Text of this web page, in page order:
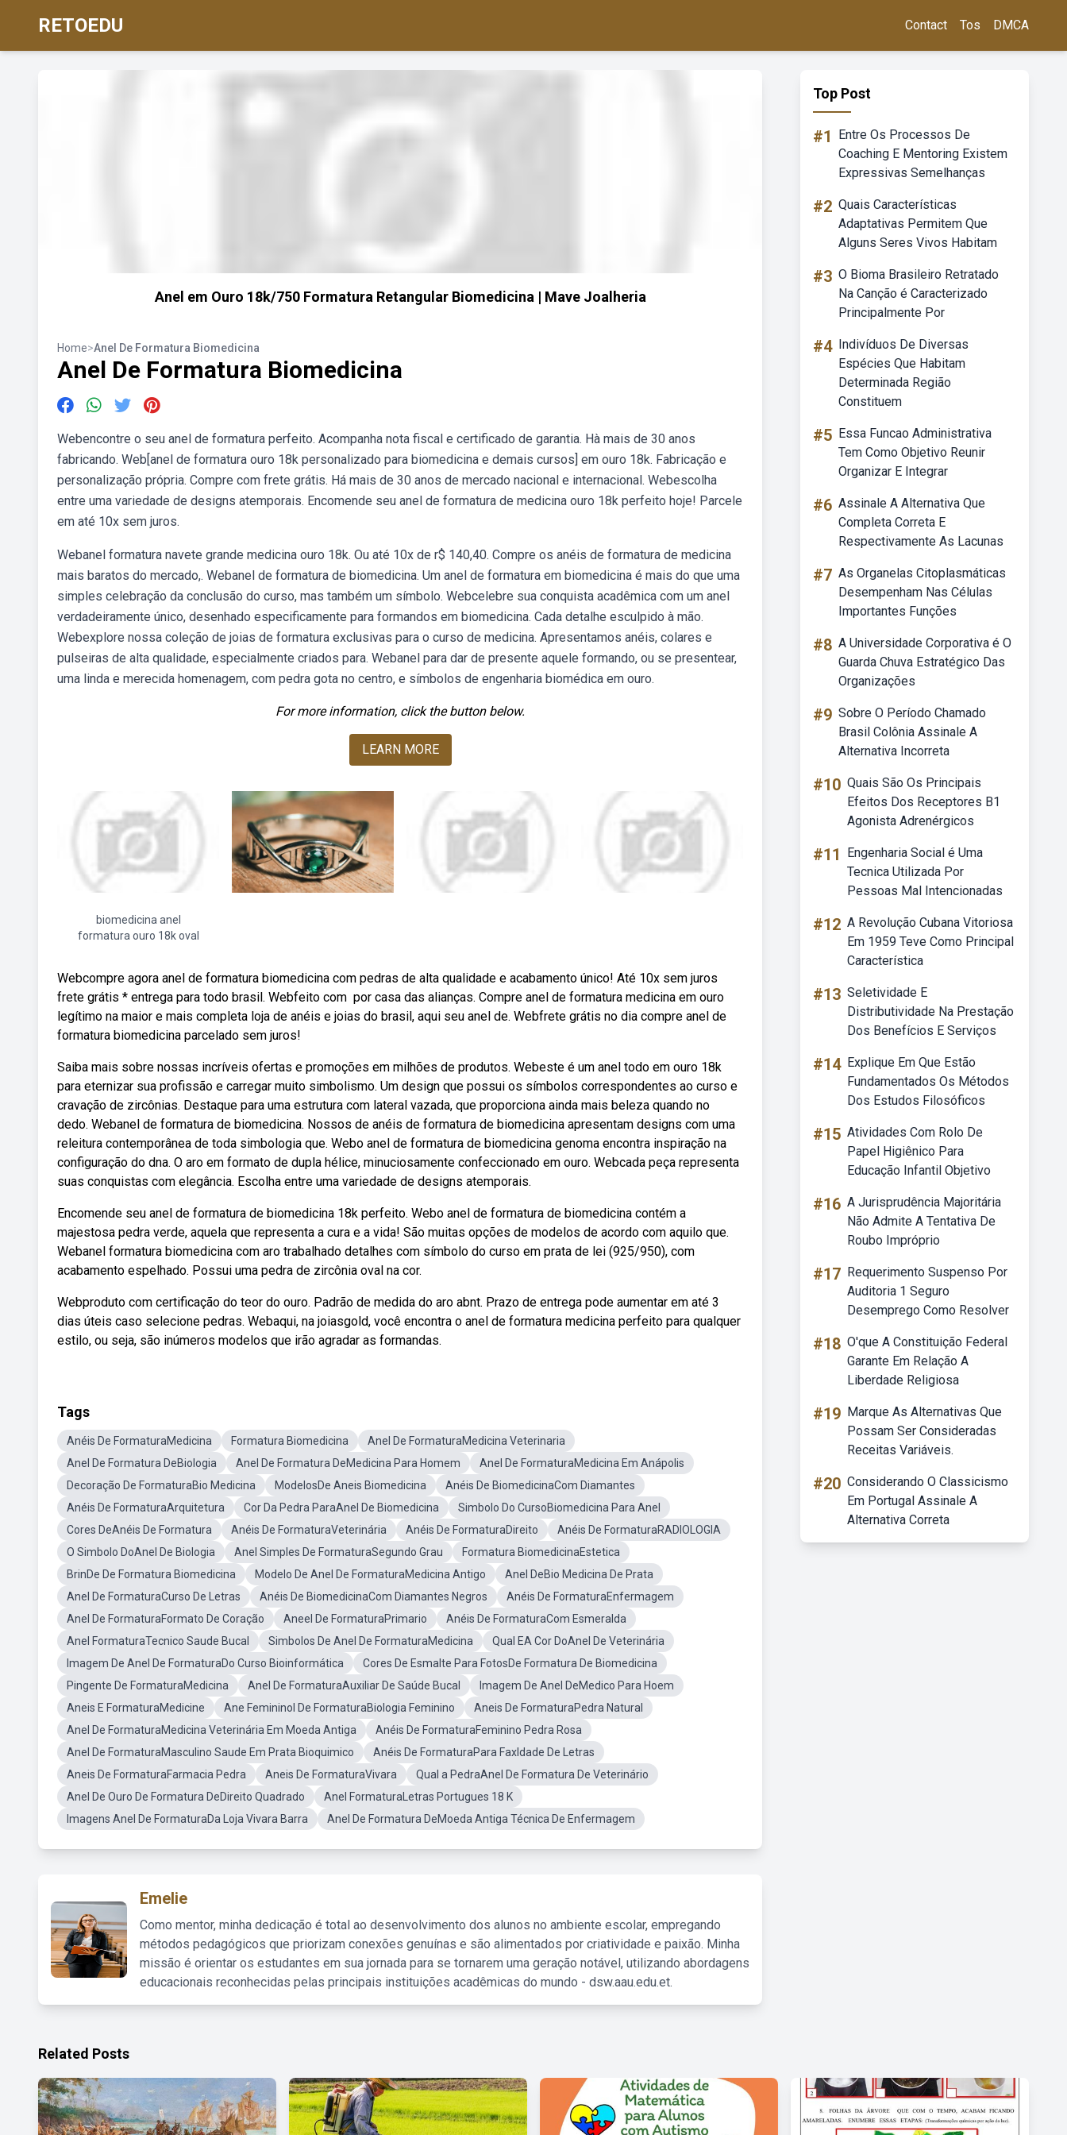
RETOEDU Contact Tos DMCA
Anel em Ouro 18k/750 Formatura Retangular Biomedicina | Mave Joalheria
Home>Anel De Formatura Biomedicina
Anel De Formatura Biomedicina
Webencontre o seu anel de formatura perfeito. Acompanha nota fiscal e certificado de garantia. Hà mais de 30 anos
fabricando. Web[anel de formatura ouro 18k personalizado para biomedicina e demais cursos] em ouro 18k. Fabricação e
personalização própria. Compre com frete grátis. Há mais de 30 anos de mercado nacional e internacional. Webescolha
entre uma variedade de designs atemporais. Encomende seu anel de formatura de medicina ouro 18k perfeito hoje! Parcele
em até 10x sem juros.
Webanel formatura navete grande medicina ouro 18k. Ou até 10x de r$ 140,40. Compre os anéis de formatura de medicina
mais baratos do mercado,. Webanel de formatura de biomedicina. Um anel de formatura em biomedicina é mais do que uma
simples celebração da conclusão do curso, mas também um símbolo. Webcelebre sua conquista acadêmica com um anel
verdadeiramente único, desenhado especificamente para formandos em biomedicina. Cada detalhe esculpido à mão.
Webexplore nossa coleção de joias de formatura exclusivas para o curso de medicina. Apresentamos anéis, colares e
pulseiras de alta qualidade, especialmente criados para. Webanel para dar de presente aquele formando, ou se presentear,
uma linda e merecida homenagem, com pedra gota no centro, e símbolos de engenharia biomédica em ouro.
For more information, click the button below.
LEARN MORE
biomedicina anel
formatura ouro 18k oval
Webcompre agora anel de formatura biomedicina com pedras de alta qualidade e acabamento único! Até 10x sem juros
frete grátis * entrega para todo brasil. Webfeito com ️ por casa das alianças. Compre anel de formatura medicina em ouro
legítimo na maior e mais completa loja de anéis e joias do brasil, aqui seu anel de. Webfrete grátis no dia compre anel de
formatura biomedicina parcelado sem juros!
Saiba mais sobre nossas incríveis ofertas e promoções em milhões de produtos. Webeste é um anel todo em ouro 18k
para eternizar sua profissão e carregar muito simbolismo. Um design que possui os símbolos correspondentes ao curso e
cravação de zircônias. Destaque para uma estrutura com lateral vazada, que proporciona ainda mais beleza quando no
dedo. Webanel de formatura de biomedicina. Nossos de anéis de formatura de biomedicina apresentam designs com uma
releitura contemporânea de toda simbologia que. Webo anel de formatura de biomedicina genoma encontra inspiração na
configuração do dna. O aro em formato de dupla hélice, minuciosamente confeccionado em ouro. Webcada peça representa
suas conquistas com elegância. Escolha entre uma variedade de designs atemporais.
Encomende seu anel de formatura de biomedicina 18k perfeito. Webo anel de formatura de biomedicina contém a
majestosa pedra verde, aquela que representa a cura e a vida! São muitas opções de modelos de acordo com aquilo que.
Webanel formatura biomedicina com aro trabalhado detalhes com símbolo do curso em prata de lei (925/950), com
acabamento espelhado. Possui uma pedra de zircônia oval na cor.
Webproduto com certificação do teor do ouro. Padrão de medida do aro abnt. Prazo de entrega pode aumentar em até 3
dias úteis caso selecione pedras. Webaqui, na joiasgold, você encontra o anel de formatura medicina perfeito para qualquer
estilo, ou seja, são inúmeros modelos que irão agradar as formandas.
Tags
Anéis De FormaturaMedicina Formatura Biomedicina
Anel De FormaturaMedicina Veterinaria
Anel De Formatura DeBiologia
Anel De Formatura DeMedicina Para Homem
Anel De FormaturaMedicina Em Anápolis
Decoração De FormaturaBio Medicina
ModelosDe Aneis Biomedicina
Anéis De BiomedicinaCom Diamantes
Anéis De FormaturaArquitetura
Cor Da Pedra ParaAnel De Biomedicina
Simbolo Do CursoBiomedicina Para Anel
Cores DeAnéis De Formatura
Anéis De FormaturaVeterinária Anéis De FormaturaDireito
Anéis De FormaturaRADIOLOGIA
O Simbolo DoAnel De Biologia
Anel Simples De FormaturaSegundo Grau
Formatura BiomedicinaEstetica
BrinDe De Formatura Biomedicina
Modelo De Anel De FormaturaMedicina Antigo
Anel DeBio Medicina De Prata
Anel De FormaturaCurso De Letras
Anéis De BiomedicinaCom Diamantes Negros
Anéis De FormaturaEnfermagem
Anel De FormaturaFormato De Coração
Aneel De FormaturaPrimario
Anéis De FormaturaCom Esmeralda
Anel FormaturaTecnico Saude Bucal
Simbolos De Anel De FormaturaMedicina
Qual EA Cor DoAnel De Veterinária
Imagem De Anel De FormaturaDo Curso Bioinformática
Cores De Esmalte Para FotosDe Formatura De Biomedicina
Pingente De FormaturaMedicina
Anel De FormaturaAuxiliar De Saúde Bucal
Imagem De Anel DeMedico Para Hoem
Aneis E FormaturaMedicine
Ane Femininol De FormaturaBiologia Feminino
Aneis De FormaturaPedra Natural
Anel De FormaturaMedicina Veterinária Em Moeda Antiga
Anéis De FormaturaFeminino Pedra Rosa
Anel De FormaturaMasculino Saude Em Prata Bioquimico
Anéis De FormaturaPara Faxldade De Letras
Aneis De FormaturaFarmacia Pedra
Aneis De FormaturaVivara
Qual a PedraAnel De Formatura De Veterinário
Anel De Ouro De Formatura DeDireito Quadrado
Anel FormaturaLetras Portugues 18 K
Imagens Anel De FormaturaDa Loja Vivara Barra
Anel De Formatura DeMoeda Antiga Técnica De Enfermagem
Emelie
Como mentor, minha dedicação é total ao desenvolvimento dos alunos no ambiente escolar, empregando
métodos pedagógicos que priorizam conexões genuínas e são alimentados por criatividade e paixão. Minha
missão é orientar os estudantes em sua jornada para se tornarem uma geração notável, utilizando abordagens
educacionais reconhecidas pelas principais instituições acadêmicas do mundo - dsw.aau.edu.et.
Top Post
#1
Entre Os Processos De
Coaching E Mentoring Existem
Expressivas Semelhanças
#2 Quais Características
Adaptativas Permitem Que
Alguns Seres Vivos Habitam
#3 O Bioma Brasileiro Retratado
Na Canção é Caracterizado
Principalmente Por
#4 Indivíduos De Diversas
Espécies Que Habitam
Determinada Região
Constituem
#5 Essa Funcao Administrativa
Tem Como Objetivo Reunir
Organizar E Integrar
#6 Assinale A Alternativa Que
Completa Correta E
Respectivamente As Lacunas
#7 As Organelas Citoplasmáticas
Desempenham Nas Células
Importantes Funções
#8 A Universidade Corporativa é O
Guarda Chuva Estratégico Das
Organizações
#9 Sobre O Período Chamado
Brasil Colônia Assinale A
Alternativa Incorreta
#10 Quais São Os Principais
Efeitos Dos Receptores B1
Agonista Adrenérgicos
#11
Engenharia Social é Uma
Tecnica Utilizada Por
Pessoas Mal Intencionadas
#12 A Revolução Cubana Vitoriosa
Em 1959 Teve Como Principal
Característica
#13 Seletividade E
Distributividade Na Prestação
Dos Benefícios E Serviços
#14 Explique Em Que Estão
Fundamentados Os Métodos
Dos Estudos Filosóficos
#15 Atividades Com Rolo De
Papel Higiênico Para
Educação Infantil Objetivo
#16 A Jurisprudência Majoritária
Não Admite A Tentativa De
Roubo Impróprio
#17 Requerimento Suspenso Por
Auditoria 1 Seguro
Desemprego Como Resolver
#18 O'que A Constituição Federal
Garante Em Relação A
Liberdade Religiosa
#19 Marque As Alternativas Que
Possam Ser Consideradas
Receitas Variáveis.
#20 Considerando O Classicismo
Em Portugal Assinale A
Alternativa Correta
Related Posts